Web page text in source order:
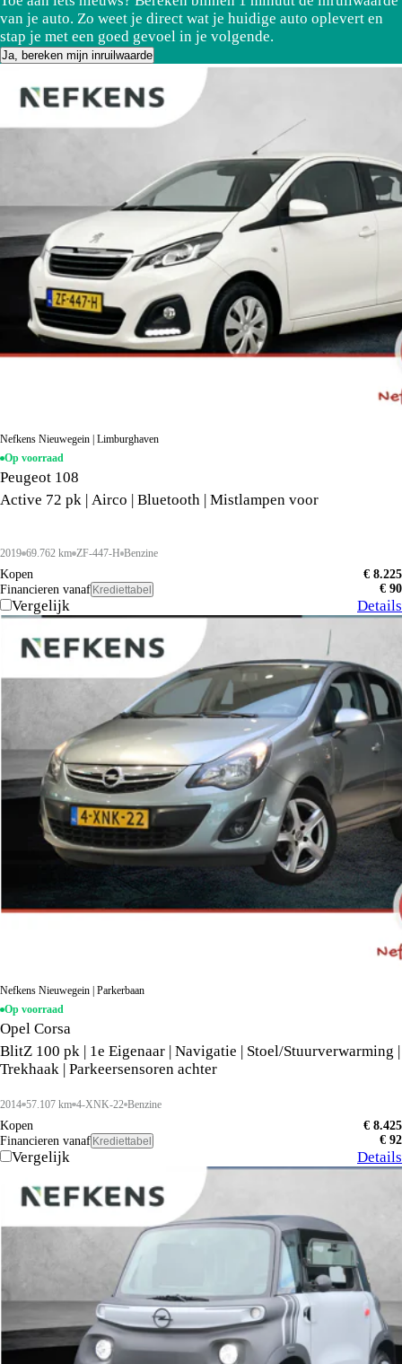
van je auto. Zo weet je direct wat je huidige auto oplevert en
stap je met een goed gevoel in je volgende.
Ja, bereken mijn inruilwaarde
Nefkens Nieuwegein | Limburghaven
Op voorraad
Peugeot 108
Active 72 pk | Airco | Bluetooth | Mistlampen voor
2019 69.762 km ZF-447-H Benzine
Kopen
€ 8.225
Financieren vanaf Krediettabel € 90
Vergelijk Details
Nefkens Nieuwegein | Parkerbaan
Op voorraad
Opel Corsa
BlitZ 100 pk | 1e Eigenaar | Navigatie | Stoel/Stuurverwarming |
Trekhaak | Parkeersensoren achter
2014 57.107 km 4-XNK-22 Benzine
Kopen
€ 8.425
Financieren vanaf Krediettabel € 92
Vergelijk Details